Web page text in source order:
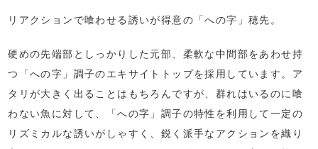
リアクションで喰わせる誘いが得意の「への字」穂先。
硬めの先端部としっかりした元部、柔軟な中間部をあわせ持
つ「への字」調子のエキサイトトップを採用しています。ア
タリが大きく出ることはもちろんですが、群れはいるのに喰
わない魚に対して、「への字」調子の特性を利用して一定の
リズミカルな誘いがしゃすく、鋭く派手なアクションを織り